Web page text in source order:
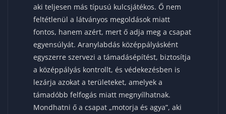
aki teljesen más típusú kulcsjátékos. Ő nem
feltétlenül a látványos megoldások miatt
fontos, hanem azért, mert ő adja meg a csapat
egyensúlyát. Aranylabdás középpályásként
egyszerre szervezi a támadásépítést, biztosítja
a középpályás kontrollt, és védekezésben is
lezárja azokat a területeket, amelyek a
támadóbb felfogás miatt megnyílhatnak.
Mondhatni ő a csapat „motorja és agya”, aki